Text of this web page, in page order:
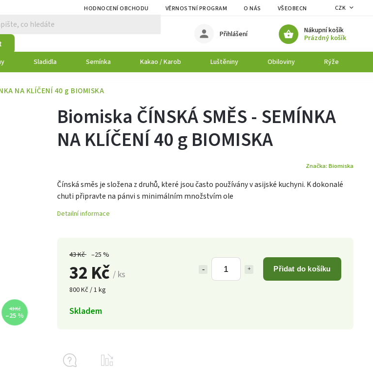
HODNOCENÍ OBCHODU VĚRNOSTNÍ PROGRAM O NÁS VŠEOBECNÉ OBCHODNÍ PODMÍNKY
CZK
Nákupní košík
Prázdný košík
Přihlášení
Sladidla Semínka Kakao / Karob Luštěniny Obiloviny Rýže
NA KLÍČENÍ 40 g BIOMISKA
43 Kč
–25 %
43 Kč –25 %
32 Kč/ ks
800 Kč / 1 kg
Přidat do košíku
Skladem
Biomiska ČÍNSKÁ SMĚS - SEMÍNKA
NA KLÍČENÍ 40 g BIOMISKA
Značka: Biomiska
Čínská směs je složena z druhů, které jsou často používány v asijské kuchyni. K dokonalé
chuti připravte na pánvi s minimálním množstvím ole
Detailní informace